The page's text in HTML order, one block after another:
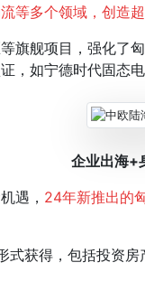
等多个领域，创造
舰项目，强化了
，如宁德时代固态
企业出海+
遇， 24年新推出的
获得，包括投资房